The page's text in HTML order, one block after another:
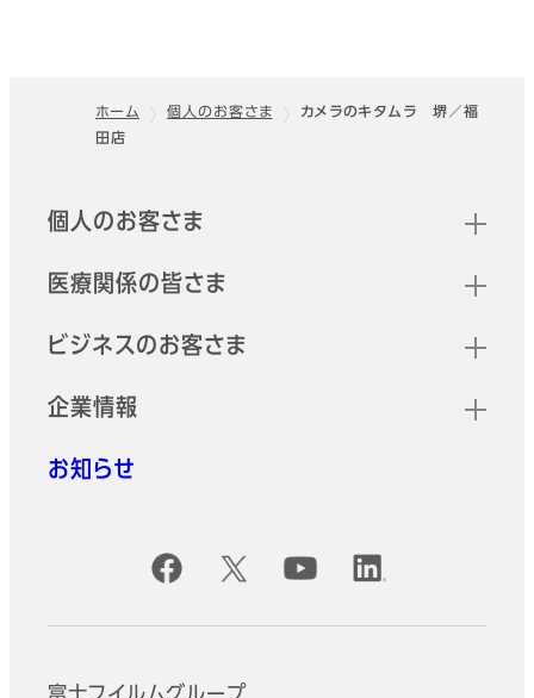
フッター
ホーム 個人のお客さま
カメラのキタムラ 堺／福
田店
クイックリンク
個人のお客さま
医療関係の皆さま
ビジネスのお客さま
企業情報
お知らせ
公式SNSアカウント